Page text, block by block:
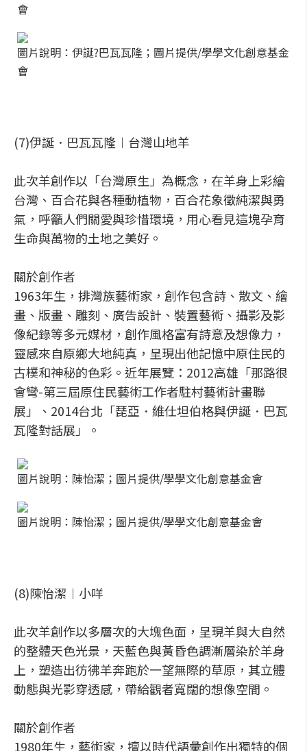
會
圖片說明：伊誕?巴瓦瓦隆；圖片提供/學學文化創意基金
會
(7)伊誕．巴瓦瓦隆︱台灣山地羊
此次羊創作以「台灣原生」為概念，在羊身上彩繪
台灣、百合花與各種動植物，百合花象徵純潔與勇
氣，呼籲人們關愛與珍惜環境，用心看見這塊孕育
生命與萬物的土地之美好。
關於創作者
1963年生，排灣族藝術家，創作包含詩、散文、繪
畫、版畫、雕刻、廣告設計、裝置藝術、攝影及影
像紀錄等多元媒材，創作風格富有詩意及想像力，
靈感來自原鄉大地純真，呈現出他記憶中原住民的
古樸和神秘的色彩。近年展覽：2012高雄「那路很
會彎-第三屆原住民藝術工作者駐村藝術計畫聯
展」、2014台北「琵亞．維仕坦伯格與伊誕．巴瓦
瓦隆對話展」。
圖片說明：陳怡潔；圖片提供/學學文化創意基金會
圖片說明：陳怡潔；圖片提供/學學文化創意基金會
(8)陳怡潔︱小咩
此次羊創作以多層次的大塊色面，呈現羊與大自然
的整體天色光景，天藍色與黃昏色調漸層染於羊身
上，塑造出彷彿羊奔跑於一望無際的草原，其立體
動態與光影穿透感，帶給觀者寬闊的想像空間。
關於創作者
1980年生，藝術家，擅以時代語彙創作出獨特的個